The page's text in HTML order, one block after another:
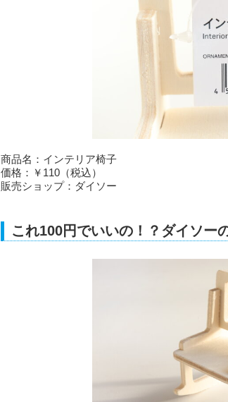
商品名：インテリア椅子
価格：￥110（税込）
販売ショップ：ダイソー
これ100円でいいの！？ダイソー